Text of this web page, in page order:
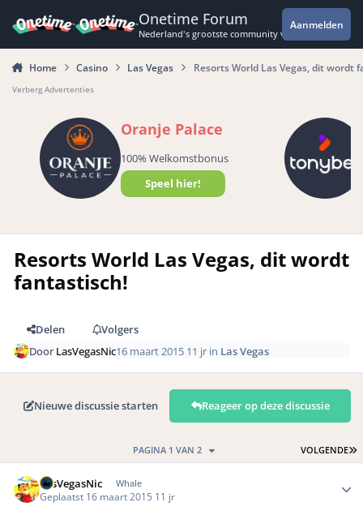
Onetime Forum
Nederland's grootste community voor de
Aanmelden
Home Casino Las Vegas Resorts World Las Vegas, dit wordt
Verberg Advertenties
Oranje Palace
100% Welkomstbonus
Speel hier!
Resorts World Las Vegas, dit wordt
fantastisch!
Delen
Volgers
DoorLasVegasNic16 maart 2015 11 jr in Las Vegas
Nieuwe discussie starten Reageer op deze discussie
VOLGENDE
PAGINA 1 VAN 2
LasVegasNic Whale
Geplaatst 16 maart 2015 11 jr